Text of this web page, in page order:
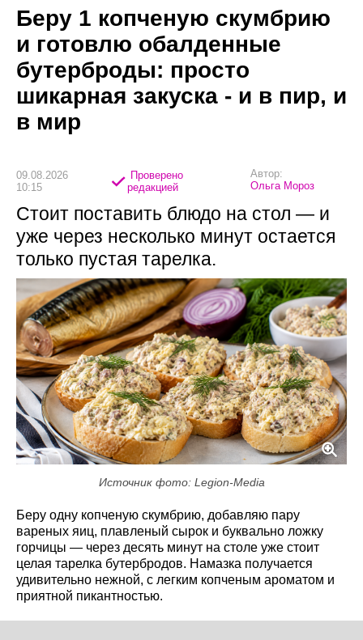
Беру 1 копченую скумбрию
и готовлю обалденные
бутерброды: просто
шикарная закуска - и в пир, и
в мир
09.08.2026
10:15
Проверено
редакцией
Автор:
Ольга Мороз
Стоит поставить блюдо на стол — и
уже через несколько минут остается
только пустая тарелка.
Источник фото: Legion-Media
Беру одну копченую скумбрию, добавляю пару
вареных яиц, плавленый сырок и буквально ложку
горчицы — через десять минут на столе уже стоит
целая тарелка бутербродов. Намазка получается
удивительно нежной, с легким копченым ароматом и
приятной пикантностью.